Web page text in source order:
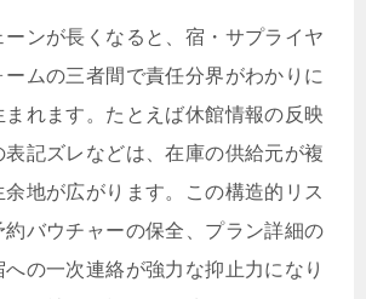
ンが長くなると、宿・サプライヤ
ムの三者間で責任分界がわかりに
まれます。たとえば休館情報の反映
記ズレなどは、在庫の供給元が複
地が広がります。この構造的リス
約バウチャーの保全、プラン詳細の
の一次連絡が強力な抑止力になり